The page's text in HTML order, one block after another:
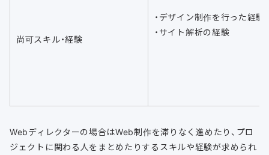
尚可スキル・経験
・デザイン制作を行った経験
・サイト解析の経験
Webディレクターの場合はWeb制作を滞りなく進めたり、プロ
ジェクトに関わる人をまとめたりするスキルや経験が求められ